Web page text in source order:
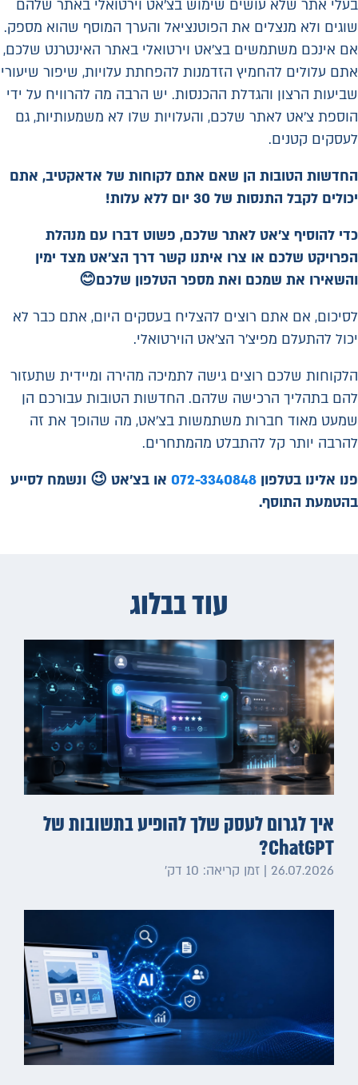
בעלי אתר שלא עושים שימוש בצ'אט וירטואלי באתר שלהם
שוגים ולא מנצלים את הפוטנציאל והערך המוסף שהוא מספק.
אם אינכם משתמשים בצ'אט וירטואלי באתר האינטרנט שלכם,
אתם עלולים להחמיץ הזדמנות להפחתת עלויות, שיפור שיעורי
שביעות הרצון והגדלת ההכנסות. יש הרבה מה להרוויח על ידי
הוספת צ'אט לאתר שלכם, והעלויות שלו לא משמעותיות, גם
לעסקים קטנים.
החדשות הטובות הן שאם אתם לקוחות של אדאקטיב, אתם
יכולים לקבל התנסות של 30 יום ללא עלות!
כדי להוסיף צ'אט לאתר שלכם, פשוט דברו עם מנהלת
הפרויקט שלכם או צרו איתנו קשר דרך הצ'אט מצד ימין
והשאירו את שמכם ואת מספר הטלפון שלכם😊
לסיכום, אם אתם רוצים להצליח בעסקים היום, אתם כבר לא
יכול להתעלם מפיצ'ר הצ'אט הוירטואלי.
הלקוחות שלכם רוצים גישה לתמיכה מהירה ומיידית שתעזור
להם בתהליך הרכישה שלהם. החדשות הטובות עבורכם הן
שמעט מאוד חברות משתמשות בצ'אט, מה שהופך את זה
להרבה יותר קל להתבלט מהמתחרים.
פנו אלינו בטלפון 072-3340848 או בצ'אט 😉 ונשמח לסייע
בהטמעת התוסף.
עוד בבלוג
איך לגרום לעסק שלך להופיע בתשובות של
ChatGPT?
26.07.2026 | זמן קריאה: 10 דק׳